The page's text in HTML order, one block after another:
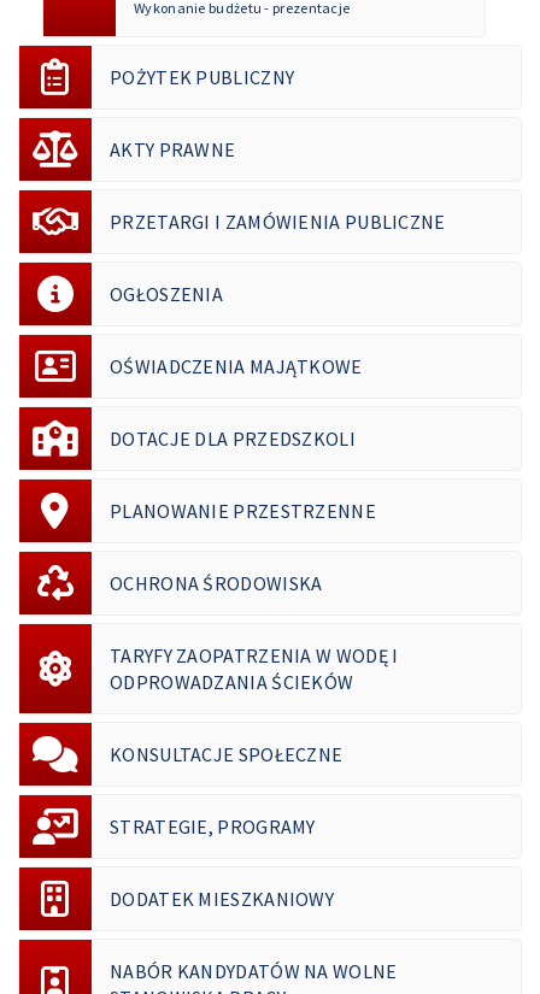
Wykonanie budżetu - prezentacje
POŻYTEK PUBLICZNY
AKTY PRAWNE
PRZETARGI I ZAMÓWIENIA PUBLICZNE
OGŁOSZENIA
OŚWIADCZENIA MAJĄTKOWE
DOTACJE DLA PRZEDSZKOLI
PLANOWANIE PRZESTRZENNE
OCHRONA ŚRODOWISKA
TARYFY ZAOPATRZENIA W WODĘ I
ODPROWADZANIA ŚCIEKÓW
KONSULTACJE SPOŁECZNE
STRATEGIE, PROGRAMY
DODATEK MIESZKANIOWY
NABÓR KANDYDATÓW NA WOLNE